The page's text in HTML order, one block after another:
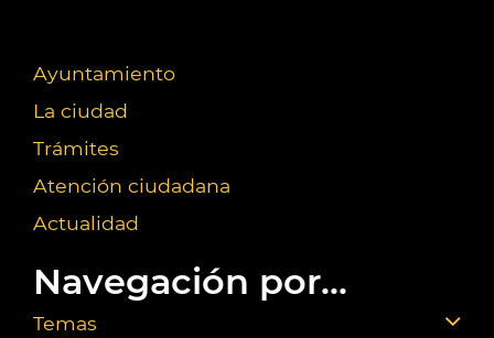
Ayuntamiento
La ciudad
Trámites
Atención ciudadana
Actualidad
Navegación por...
Temas